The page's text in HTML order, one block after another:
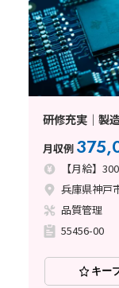
研修充実｜製
月収例
【月給】
兵庫県神戸
品質管理
55456-00
キー